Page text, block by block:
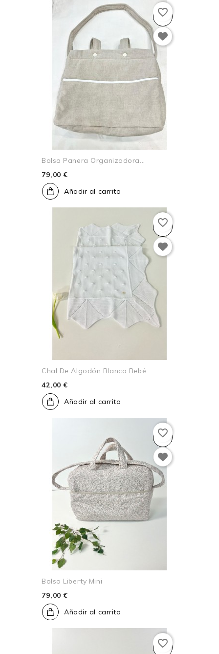
Bolsa Panera Organizadora...
79,00 €
Añadir al carrito
favorite_border
Chal De Algodón Blanco Bebé
42,00 €
Añadir al carrito
favorite_border
Bolso Liberty Mini
79,00 €
Añadir al carrito
favorite_border
favorite_border